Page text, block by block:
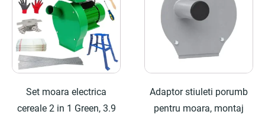
Set moara electrica
cereale 2 in 1 Green, 3.9
Adaptor stiuleti porumb
pentru moara, montaj